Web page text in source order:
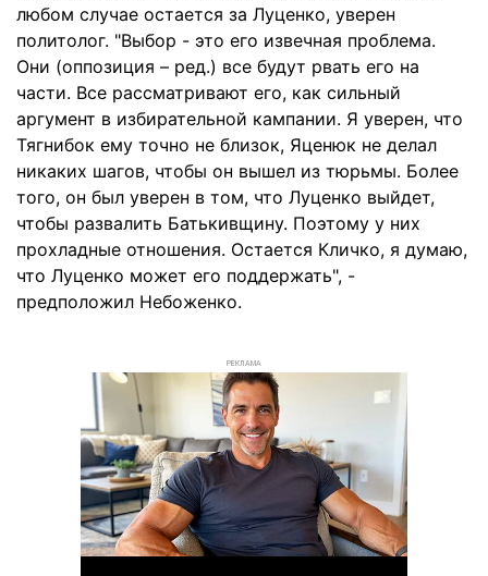
любом случае остается за Луценко, уверен
политолог. "Выбор - это его извечная проблема.
Они (оппозиция – ред.) все будут рвать его на
части. Все рассматривают его, как сильный
аргумент в избирательной кампании. Я уверен, что
Тягнибок ему точно не близок, Яценюк не делал
никаких шагов, чтобы он вышел из тюрьмы. Более
того, он был уверен в том, что Луценко выйдет,
чтобы развалить Батькивщину. Поэтому у них
прохладные отношения. Остается Кличко, я думаю,
что Луценко может его поддержать", -
предположил Небоженко.
РЕКЛАМА